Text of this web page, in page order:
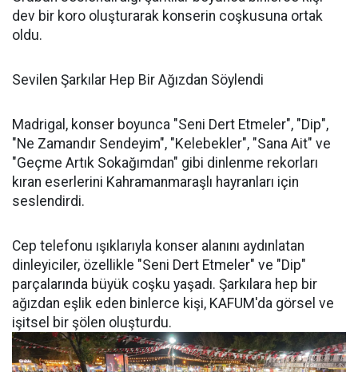
dev bir koro oluşturarak konserin coşkusuna ortak
oldu.
Sevilen Şarkılar Hep Bir Ağızdan Söylendi
Madrigal, konser boyunca "Seni Dert Etmeler", "Dip",
"Ne Zamandır Sendeyim", "Kelebekler", "Sana Ait" ve
"Geçme Artık Sokağımdan" gibi dinlenme rekorları
kıran eserlerini Kahramanmaraşlı hayranları için
seslendirdi.
Cep telefonu ışıklarıyla konser alanını aydınlatan
dinleyiciler, özellikle "Seni Dert Etmeler" ve "Dip"
parçalarında büyük coşku yaşadı. Şarkılara hep bir
ağızdan eşlik eden binlerce kişi, KAFUM'da görsel ve
işitsel bir şölen oluşturdu.